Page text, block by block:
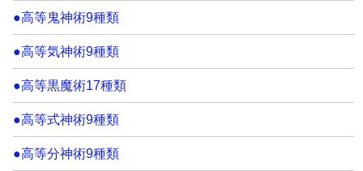
●高等鬼神術9種類
●高等気神術9種類
●高等黒魔術17種類
●高等式神術9種類
●高等分神術9種類